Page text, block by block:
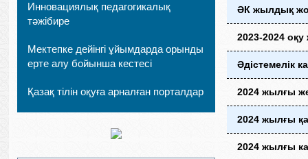
Инновациялық педагогикалық
тәжібире
Мектепке дейінгі ұйымдарда орынды
ерте алу бойынша кестесі
Қазақ тілін оқуға арналған порталдар
ӘК жылдық
2023-2024
Әдістемелік
2024 жылғы
2024 жылғы
2024 жылғы